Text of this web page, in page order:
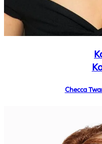
Checca